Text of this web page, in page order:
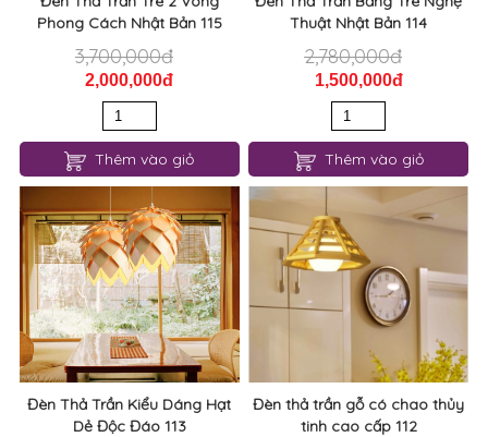
Phong Cách Nhật Bản 115
3,700,000đ
2,000,000đ
Thêm vào giỏ
Thuật Nhật Bản 114
2,780,000đ
1,500,000đ
Thêm vào giỏ
Đèn Thả Trần Kiểu Dáng Hạt
Dẻ Độc Đáo 113
Đèn thả trần gỗ có chao thủy
tinh cao cấp 112